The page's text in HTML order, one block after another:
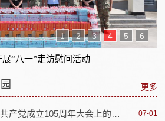
1 2 3 4 5 6
在安徽省第十六届运动会高校部健美操
更多
习近平：在庆祝中国共产党成立105周年大会上的讲话 07-01